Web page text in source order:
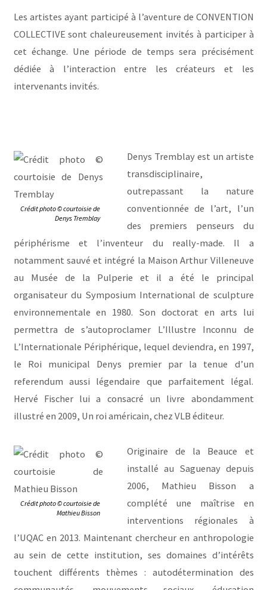
Les artistes ayant participé à l’aventure de CONVENTION
COLLECTIVE sont chaleureusement invités à participer à
cet échange. Une période de temps sera précisément
dédiée à l’interaction entre les créateurs et les
intervenants invités.
Crédit photo © courtoisie de
Denys Tremblay
Denys Tremblay est un artiste
transdisciplinaire,
outrepassant la nature
conventionnée de l’art, l’un
des premiers penseurs du
périphérisme et l’inventeur du really-made. Il a
notamment sauvé et intégré la Maison Arthur Villeneuve
au Musée de la Pulperie et il a été le principal
organisateur du Symposium International de sculpture
environnementale en 1980. Son doctorat en arts lui
permettra de s’autoproclamer L’Illustre Inconnu de
L’Internationale Périphérique, lequel deviendra, en 1997,
le Roi municipal Denys premier par la tenue d’un
referendum aussi légendaire que parfaitement légal.
Hervé Fischer lui a consacré un livre abondamment
illustré en 2009, Un roi américain, chez VLB éditeur.
Crédit photo © courtoisie de
Mathieu Bisson
Originaire de la Beauce et
installé au Saguenay depuis
2006, Mathieu Bisson a
complété une maîtrise en
interventions régionales à
l’UQAC en 2013. Maintenant chercheur en anthropologie
au sein de cette institution, ses domaines d’intérêts
touchent différents thèmes : autodétermination des